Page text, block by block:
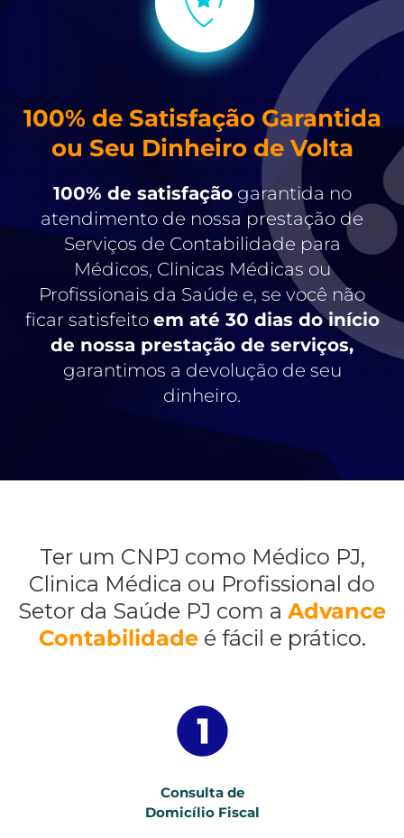
100% de Satisfação Garantida
ou Seu Dinheiro de Volta
100% de satisfaçãogarantida no
atendimento de nossa prestação de
Serviços de Contabilidade para
Médicos, Clinicas Médicas ou
Profissionais da Saúde e, se você não
ficar satisfeito em até 30 dias do início
de nossa prestação de serviços,
garantimos a devolução de seu
dinheiro.
Ter um CNPJ como Médico PJ,
Clinica Médica ou Profissional do
Setor da Saúde PJ com a Advance
Contabilidadeé fácil e prático.
Consulta de
Domicílio Fiscal